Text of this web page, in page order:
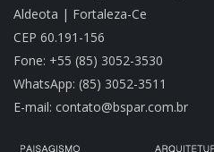
Aldeota | Fortaleza-Ce
CEP 60.191-156
Fone: +55 (85) 3052-3530
WhatsApp: (85) 3052-3511
E-mail: contato@bspar.com.br